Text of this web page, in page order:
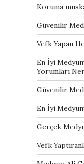
Koruma
Güvenilir
Vefk Yapan
En İyi
Yorumları
Güvenilir
En İyi
Gerçek
Vefk